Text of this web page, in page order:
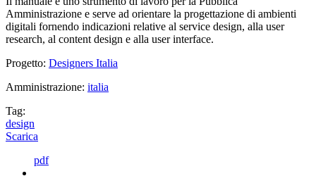
Amministrazione e serve ad orientare la progettazione di ambienti
digitali fornendo indicazioni relative al service design, alla user
research, al content design e alla user interface.
Progetto: Designers Italia
Amministrazione: italia
Tag:
design
Scarica
pdf